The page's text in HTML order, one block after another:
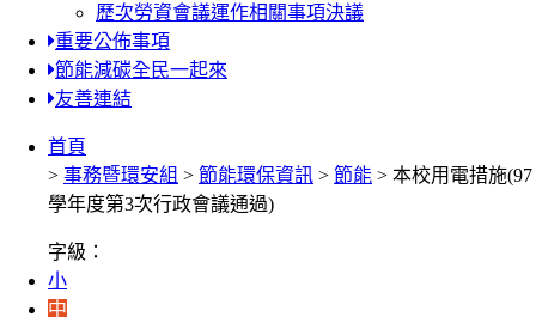
歷次勞資會議運作相關事項決議
重要公佈事項
節能減碳全民一起來
友善連結
首頁
> 事務暨環安組 > 節能環保資訊 > 節能 > 本校用電措施(97
學年度第3次行政會議通過)
字級：
小
中